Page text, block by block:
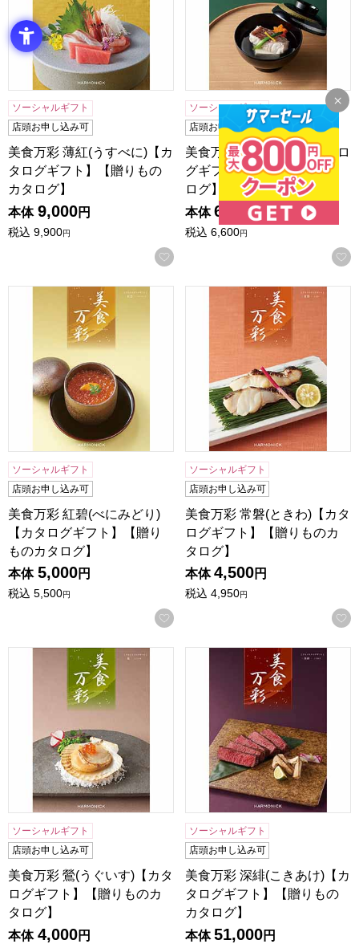
ソーシャルギフト
店頭お申し込み可
美食万彩 薄紅(うすべに)【カ
タログギフト】【贈りもの
カタログ】
本体 9,000円
税込 9,900円
お気に入りに登録する
ソーシャルギフト
店頭お申し込み可
美食万彩 霞(かすみ)【カタロ
グギフト】【贈りものカタ
ログ】
本体 6,000円
税込 6,600円
美食万彩 紅碧(べにみどり)【カタログギフト】【贈りものカ
ソーシャルギフト
店頭お申し込み可
美食万彩 紅碧(べにみどり)
【カタログギフト】【贈り
ものカタログ】
本体 5,000円
税込 5,500円
お気に入りに登録する
美食万彩 常磐(ときわ)【カ
ソーシャルギフト
店頭お申し込み可
美食万彩 常磐(ときわ)【カタ
ログギフト】【贈りものカ
タログ】
本体 4,500円
税込 4,950円
美食万彩 鶯(うぐいす)【カタログギフト】【贈りものカタロ
ソーシャルギフト
店頭お申し込み可
美食万彩 鶯(うぐいす)【カタ
ログギフト】【贈りものカ
タログ】
本体 4,000円
美食万彩 深緋(こきあけ)【
ソーシャルギフト
店頭お申し込み可
美食万彩 深緋(こきあけ)【カ
タログギフト】【贈りもの
カタログ】
本体 51,000円